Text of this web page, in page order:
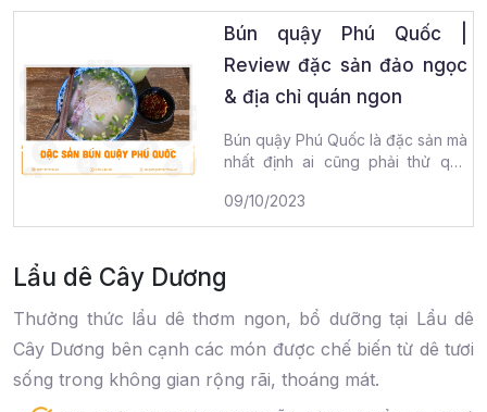
Bún quậy Phú Quốc |
Review đặc sản đảo ngọc
& địa chỉ quán ngon
Bún quậy Phú Quốc là đặc sản mà
nhất định ai cũng phải thử qua
tênđọc tiếp
09/10/2023
Lẩu dê Cây Dương
Thưởng thức lẩu dê thơm ngon, bổ dưỡng tại Lẩu dê
Cây Dương bên cạnh các món được chế biến từ dê tươi
sống trong không gian rộng rãi, thoáng mát.